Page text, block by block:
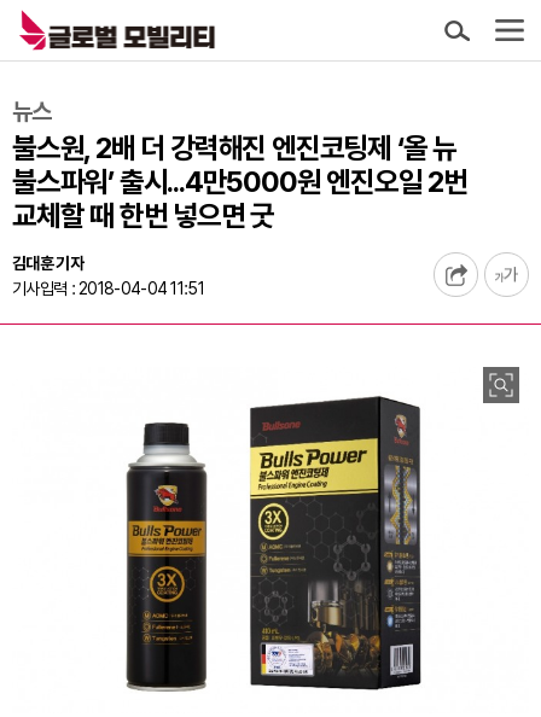
뉴스
불스원, 2배 더 강력해진 엔진코팅제 ‘올 뉴
불스파워’ 출시...4만5000원 엔진오일 2번
교체할 때 한번 넣으면 굿
김대훈 기자
기사입력 : 2018-04-04 11:51